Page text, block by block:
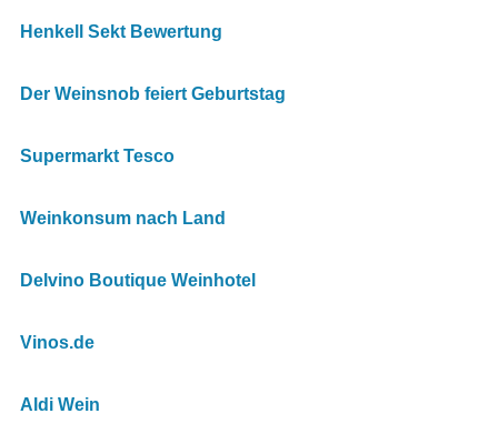
Henkell Sekt Bewertung
Der Weinsnob feiert Geburtstag
Supermarkt Tesco
Weinkonsum nach Land
Delvino Boutique Weinhotel
Vinos.de
Aldi Wein